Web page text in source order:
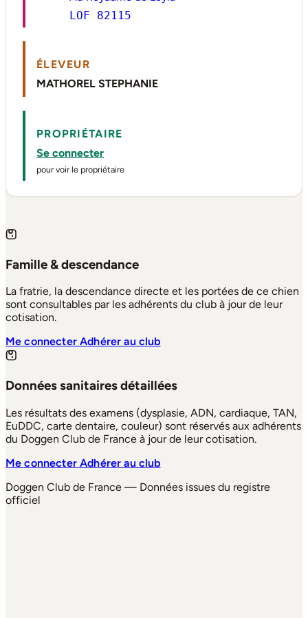
LOF 82115
ÉLEVEUR
MATHOREL STEPHANIE
PROPRIÉTAIRE
Se connecter
pour voir le propriétaire
Famille & descendance
La fratrie, la descendance directe et les portées de ce chien
sont consultables par les adhérents du club à jour de leur
cotisation.
Me connecterAdhérer au club
Données sanitaires détaillées
Les résultats des examens (dysplasie, ADN, cardiaque, TAN,
EuDDC, carte dentaire, couleur) sont réservés aux adhérents
du Doggen Club de France à jour de leur cotisation.
Me connecterAdhérer au club
Doggen Club de France — Données issues du registre
officiel